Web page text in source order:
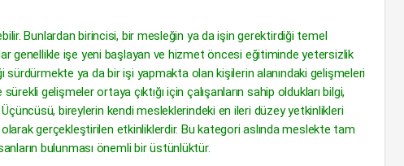
Bunlardan birincisi, bir mesleğin ya da işin gerektirdiği temel
genellikle işe yeni başlayan ve hizmet öncesi eğitiminde yetersizlik
ya da bir işi yapmakta olan kişilerin alanındaki gelişmeleri
gelişmeler ortaya çıktığı için çalışanların sahip oldukları bilgi,
bireylerin kendi mesleklerindeki en ileri düzey yetkinlikleri
gerçekleştirilen etkinliklerdir. Bu kategori aslında meslekte tam
bulunması önemli bir üstünlüktür.